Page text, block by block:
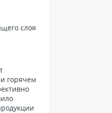
слоя
горячем